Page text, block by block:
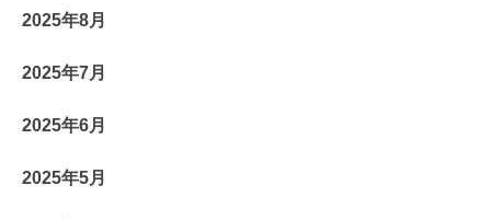
2025年8月
2025年7月
2025年6月
2025年5月